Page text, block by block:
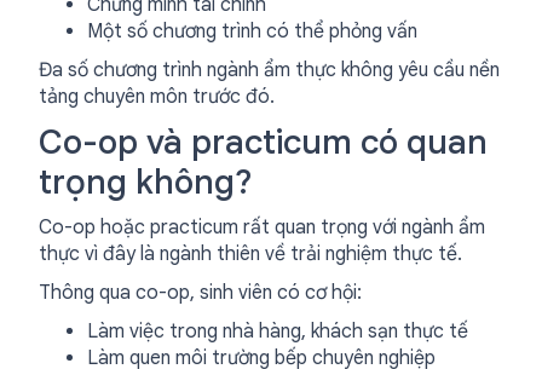
Một số chương trình có thể phỏng vấn
Đa số chương trình ngành ẩm thực không yêu cầu nền
tảng chuyên môn trước đó.
Co-op và practicum có quan
trọng không?
Co-op hoặc practicum rất quan trọng với ngành ẩm
thực vì đây là ngành thiên về trải nghiệm thực tế.
Thông qua co-op, sinh viên có cơ hội:
Làm việc trong nhà hàng, khách sạn thực tế
Làm quen môi trường bếp chuyên nghiệp